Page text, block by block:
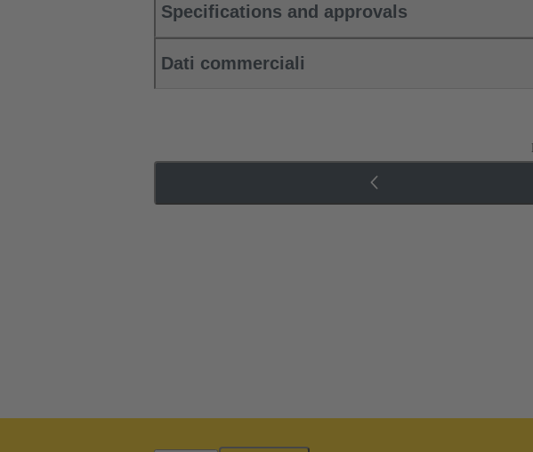
Specifications and approvals
Dati commerciali